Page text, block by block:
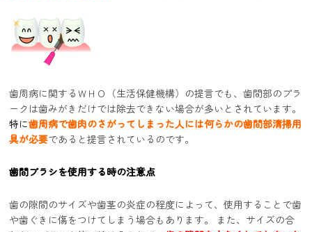
歯周病に関するＷＨＯ（生活保健機構）の提言でも、歯間部のプラ
ークは歯みがきだけでは除去できない場合が多いとされています。
特に歯周病で歯肉のさがってしまった人には何らかの歯間部清掃用
具が必要であると提言されているのです。
歯間ブラシを使用する時の注意点
歯の隙間のサイズや歯茎の炎症の程度によって、使用することで歯
や歯ぐきに傷をつけてしまう場合もあります。 また、サイズの合